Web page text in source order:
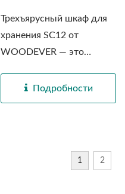
Трехъярусный шкаф для
хранения SC12 от
WOODEVER — это
Подробности
1 2